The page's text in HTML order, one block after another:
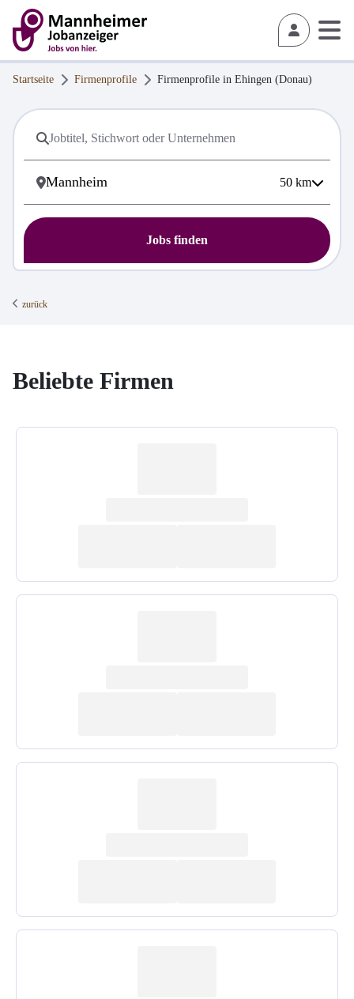
Startseite Firmenprofile Firmenprofile in Ehingen (Donau)
50 km
Jobs finden
zurück
Beliebte Firmen